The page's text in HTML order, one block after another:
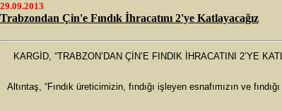
29.09.2013
Trabzondan Çin'e Fındık İhracatını 2'ye Katlayacağız
KARGİD, “TRABZON’DAN ÇİN’E FINDIK İHRACATINI 2’YE
Altıntaş, “Fındık üreticimizin, fındığı işleyen esnafımızın ve